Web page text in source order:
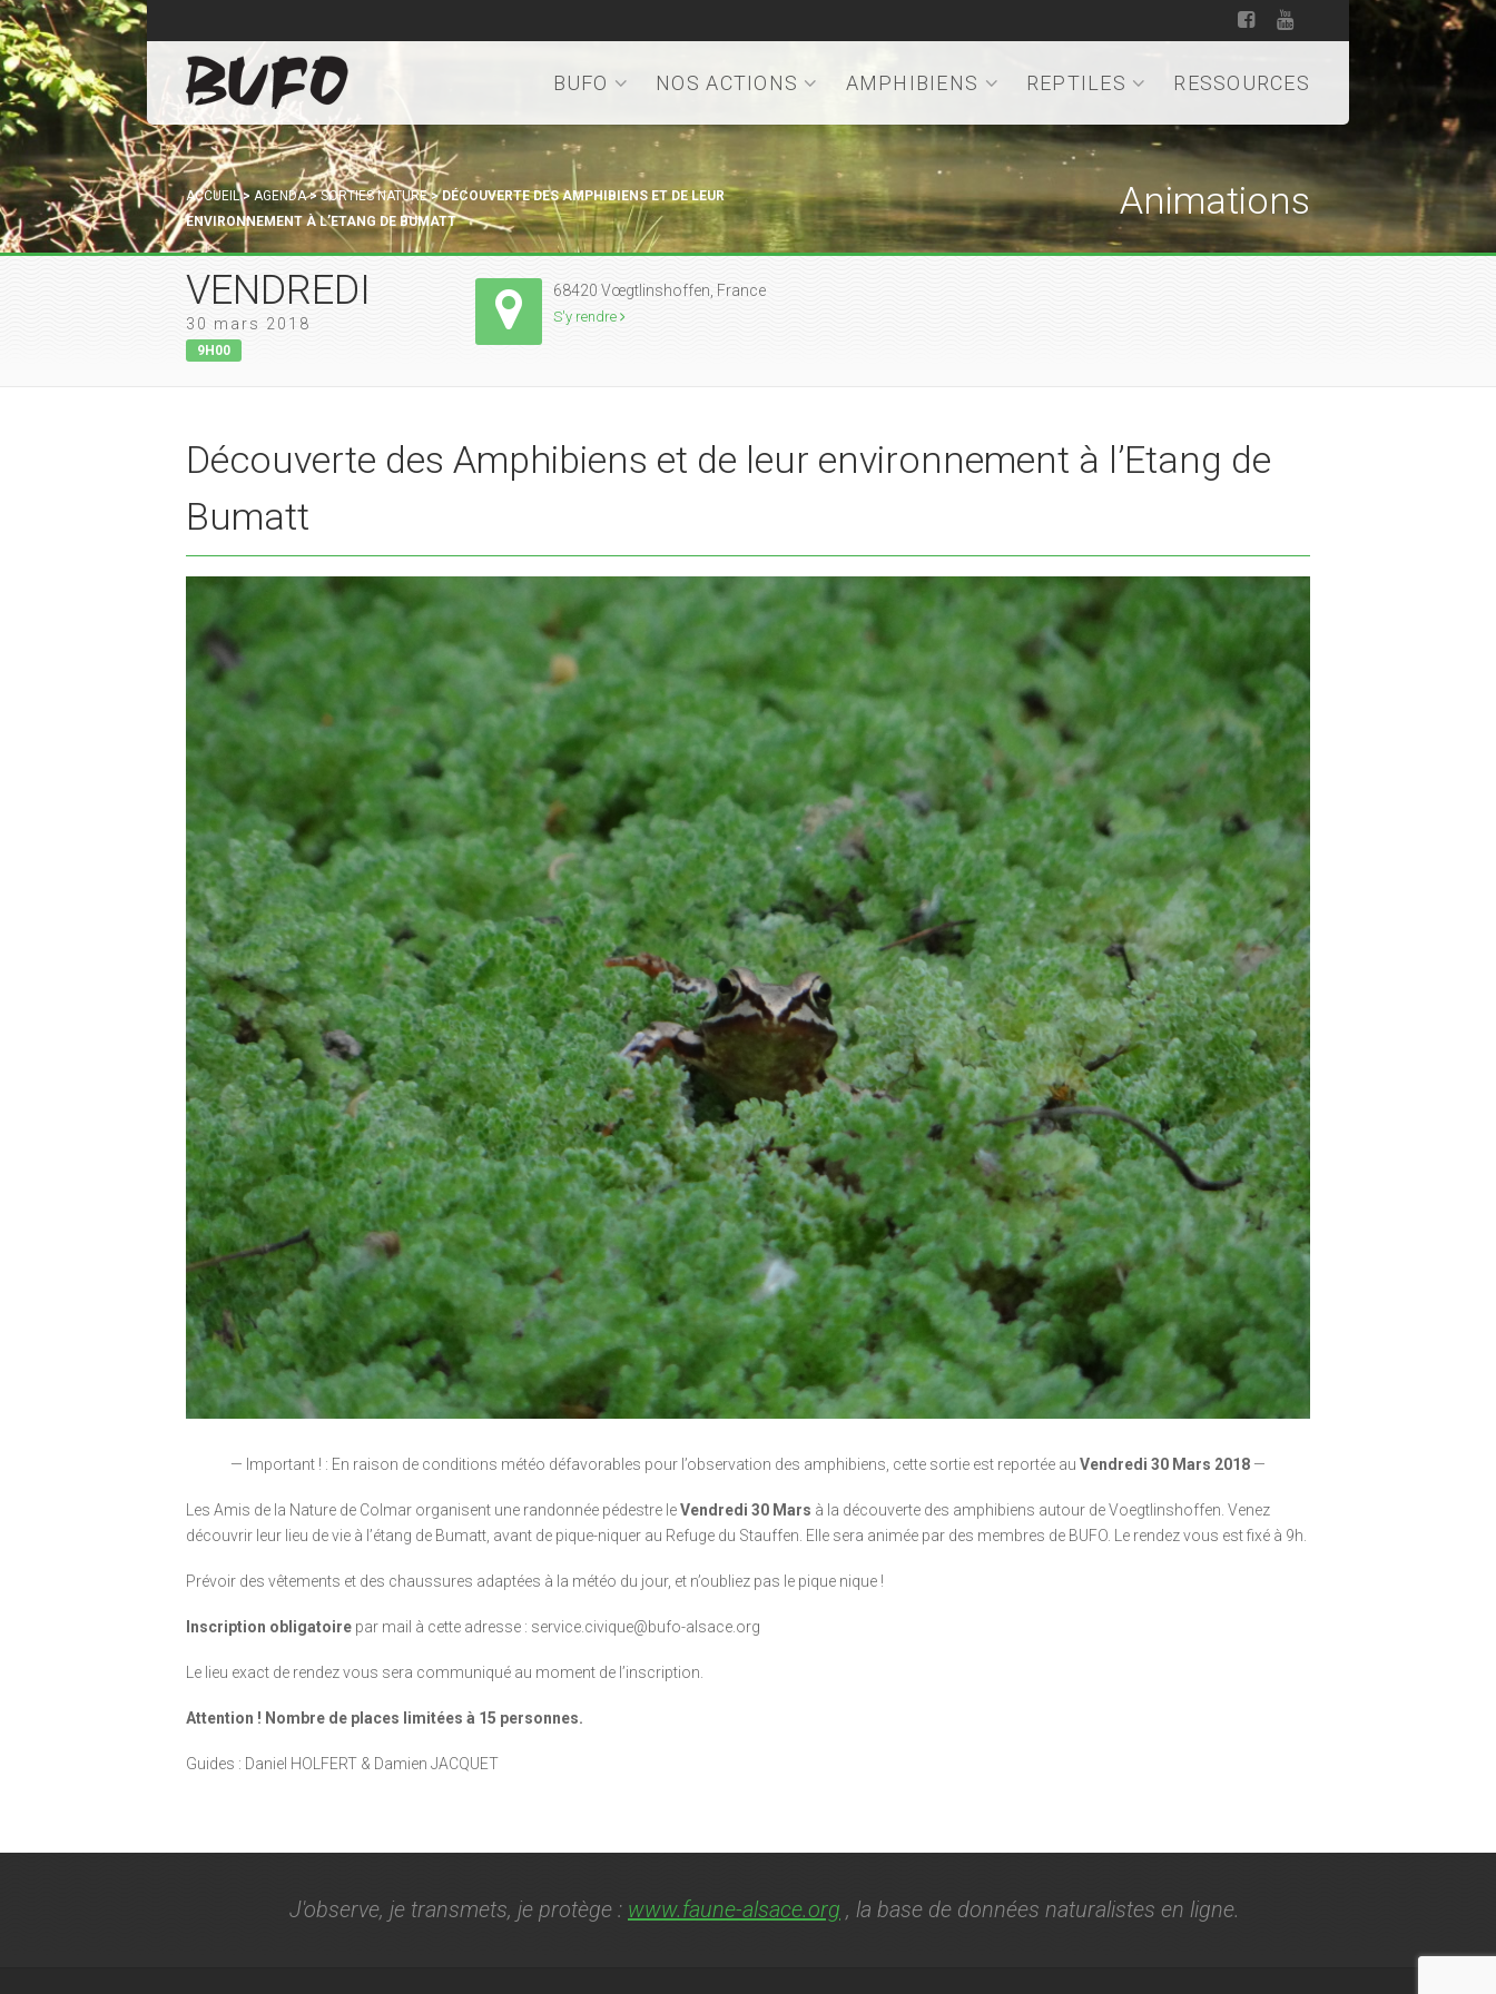
BUFO NOS ACTIONS AMPHIBIENS REPTILES RESSOURCES
ACCUEIL> AGENDA>SORTIES NATURE>DÉCOUVERTE DES AMPHIBIENS ET DE LEUR
ENVIRONNEMENT À L’ETANG DE BUMATT
Animations
VENDREDI
30 mars 2018
9H00
68420 Vœgtlinshoffen, France
S'y rendre
Découverte des Amphibiens et de leur environnement à l’Etang de
Bumatt
— Important ! : En raison de conditions météo défavorables pour l’observation des amphibiens, cette sortie est reportée au Vendredi 30 Mars 2018 —
Les Amis de la Nature de Colmar organisent une randonnée pédestre leVendredi 30 Mars à la découverte des amphibiens autour de Voegtlinshoffen. Venez
découvrir leur lieu de vie à l’étang de Bumatt, avant de pique-niquer au Refuge du Stauffen. Elle sera animée par des membres de BUFO. Le rendez vous est fixé à 9h.
Prévoir des vêtements et des chaussures adaptées à la météo du jour, et n’oubliez pas le pique nique !
Inscription obligatoire par mail à cette adresse : service.civique@bufo-alsace.org
Le lieu exact de rendez vous sera communiqué au moment de l’inscription.
Attention ! Nombre de places limitées à 15 personnes.
Guides : Daniel HOLFERT & Damien JACQUET
J'observe, je transmets, je protège : www.faune-alsace.org , la base de données naturalistes en ligne.